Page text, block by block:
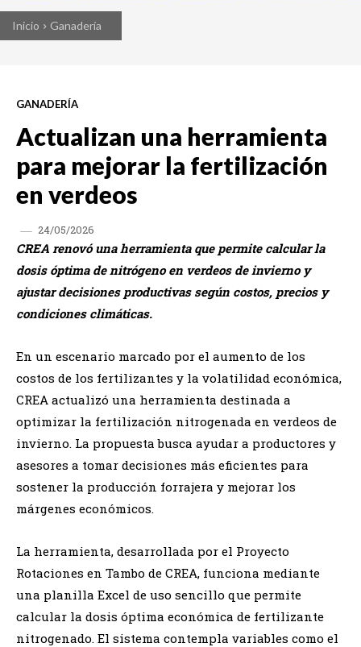
Inicio Ganadería
GANADERÍA
Actualizan una herramienta
para mejorar la fertilización
en verdeos
24/05/2026
CREA renovó una herramienta que permite calcular la
dosis óptima de nitrógeno en verdeos de invierno y
ajustar decisiones productivas según costos, precios y
condiciones climáticas.
En un escenario marcado por el aumento de los
costos de los fertilizantes y la volatilidad económica,
CREA actualizó una herramienta destinada a
optimizar la fertilización nitrogenada en verdeos de
invierno. La propuesta busca ayudar a productores y
asesores a tomar decisiones más eficientes para
sostener la producción forrajera y mejorar los
márgenes económicos.
La herramienta, desarrollada por el Proyecto
Rotaciones en Tambo de CREA, funciona mediante
una planilla Excel de uso sencillo que permite
calcular la dosis óptima económica de fertilizante
nitrogenado. El sistema contempla variables como el